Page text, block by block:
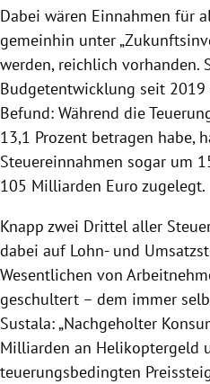
Dabei wären Einnahmen für
gemeinhin unter
werden, reichlich vorhanden.
Budgetentwicklung seit 2019
Befund: Während die
13,1 Prozent betragen habe,
Steuereinnahmen sogar um
105 Milliarden Euro zugelegt.
Knapp zwei Drittel aller
dabei auf Lohn- und
Wesentlichen von
geschultert – dem immer
Sustala: „Nachgeholter
Milliarden an Helikoptergeld
teuerungsbedingten